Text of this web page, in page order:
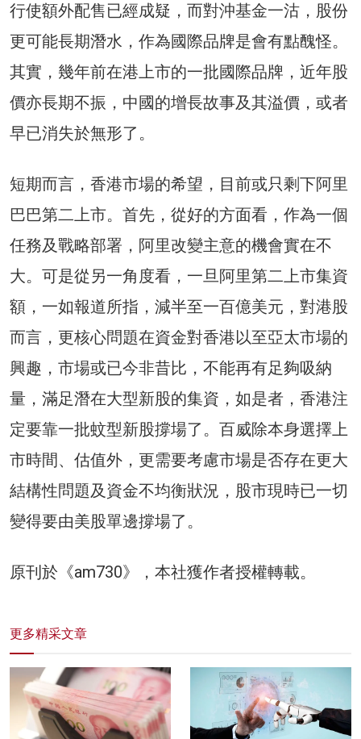
行使額外配售已經成疑，而對沖基金一沽，股份
更可能長期潛水，作為國際品牌是會有點醜怪。
其實，幾年前在港上市的一批國際品牌，近年股
價亦長期不振，中國的增長故事及其溢價，或者
早已消失於無形了。
短期而言，香港市場的希望，目前或只剩下阿里
巴巴第二上市。首先，從好的方面看，作為一個
任務及戰略部署，阿里改變主意的機會實在不
大。可是從另一角度看，一旦阿里第二上市集資
額，一如報道所指，減半至一百億美元，對港股
而言，更核心問題在資金對香港以至亞太市場的
興趣，市場或已今非昔比，不能再有足夠吸納
量，滿足潛在大型新股的集資，如是者，香港注
定要靠一批蚊型新股撐場了。百威除本身選擇上
市時間、估值外，更需要考慮市場是否存在更大
結構性問題及資金不均衡狀況，股市現時已一切
變得要由美股單邊撐場了。
原刊於《am730》，本社獲作者授權轉載。
更多精采文章